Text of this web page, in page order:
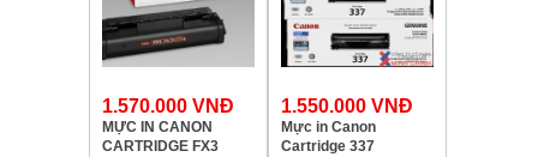
1.570.000 VNĐ
MỰC IN CANON
CARTRIDGE FX3
1.550.000 VNĐ
Mực in Canon
Cartridge 337